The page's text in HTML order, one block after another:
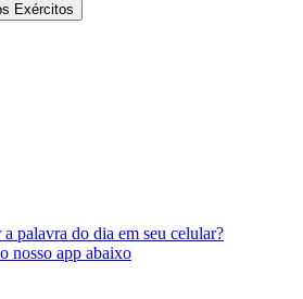
Exércitos
palavra do dia em seu celular?
nosso app abaixo